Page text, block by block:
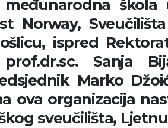
škola
Norway,
ispred
Sanja
Marko
ova organizacija
sveučilišta,